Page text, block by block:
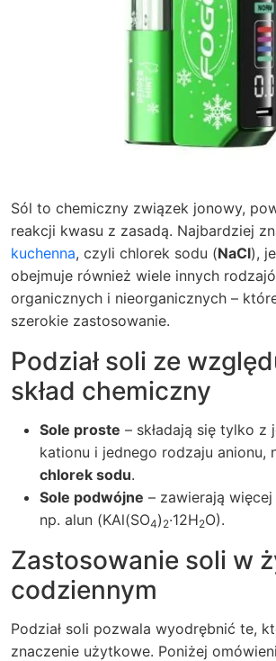
Sól to chemiczny związek jonowy,
reakcji kwasu z zasadą. Najbardziej
kuchenna, czyli chlorek sodu (NaCl),
obejmuje również wiele innych
organicznych i nieorganicznych –
szerokie zastosowanie.
Podział soli ze
skład chemiczny
Sole proste – składają się tylko z
kationu i jednego rodzaju anionu,
chlorek sodu.
Sole podwójne – zawierają
np. alun (KAl(SO4) 2·12H2O).
Zastosowanie soli w
codziennym
Podział soli pozwala wyodrębnić te,
znaczenie użytkowe. Poniżej